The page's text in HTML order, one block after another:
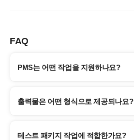
FAQ
PMS는 어떤 작업을 지원하나요?
출력물은 어떤 형식으로 제공되나요?
테스트 패키지 작업에 적합한가요?